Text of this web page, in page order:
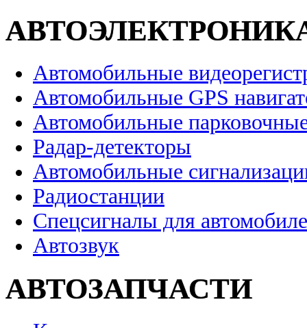
Автомобильные
Автомобильные GPS
Автомобильные
Радар-детекторы
Автомобильные
Радиостанции
Спецсигналы для
Автозвук
АВТОЗАПЧАСТИ